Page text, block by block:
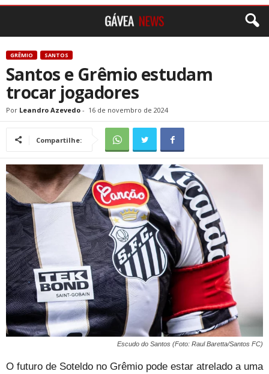
GRÊMIO SANTOS
Santos e Grêmio estudam
trocar jogadores
Por Leandro Azevedo - 16 de novembro de 2024
Compartilhe:
Escudo do Santos (Foto: Raul Baretta/Santos FC)
O futuro de Soteldo no Grêmio pode estar atrelado a uma